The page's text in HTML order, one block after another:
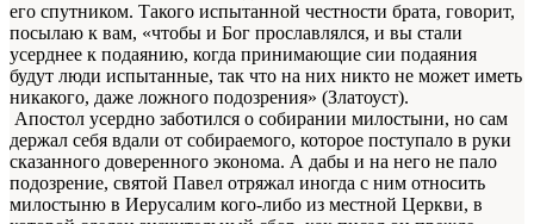
его спутником. Такого испытанной честности брата, говорит,
посылаю к вам, «чтобы и Бог прославлялся, и вы стали
усерднее к подаянию, когда принимающие сии подаяния
будут люди испытанные, так что на них никто не может иметь
никакого, даже ложного подозрения» (Златоуст).
Апостол усердно заботился о собирании милостыни, но сам
держал себя вдали от собираемого, которое поступало в руки
сказанного доверенного эконома. А дабы и на него не пало
подозрение, святой Павел отряжал иногда с ним относить
милостыню в Иерусалим кого-либо из местной Церкви, в